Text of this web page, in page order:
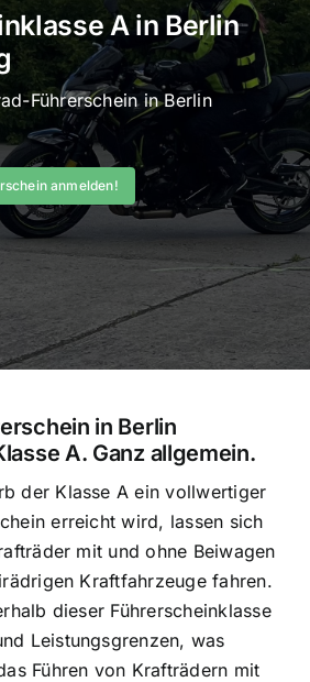
A in Berlin
Führerschein in Berlin
anmelden!
in Berlin
A. Ganz allgemein.
der Klasse A ein vollwertiger
erreicht wird, lassen sich
mit und ohne Beiwagen
Kraftfahrzeuge fahren.
dieser Führerscheinklasse
Leistungsgrenzen, was
Führen von Krafträdern mit